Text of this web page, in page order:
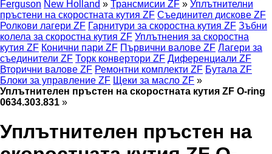
Ferguson New Holland » Трансмисии ZF » Уплътнителни
пръстени на скоростната кутия ZF Съединител дискове ZF
Ролкови лагери ZF Гарнитури за скоростна кутия ZF Зъбни
колела за скоростна кутия ZF Уплътнения за скоростна
кутия ZF Конични пари ZF Първични валове ZF Лагери за
съединители ZF Торк конвертори ZF Диференциали ZF
Вторични валове ZF Ремонтни комплекти ZF Бутала ZF
Блоки за управление ZF Щеки за масло ZF »
Уплътнителен пръстен на скоростната кутия ZF O-ring
0634.303.831 »
Уплътнителен пръстен на